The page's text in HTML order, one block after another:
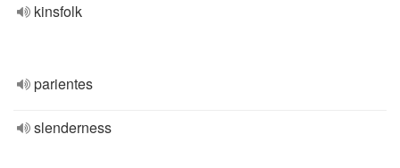
kinsfolk
parientes
slenderness